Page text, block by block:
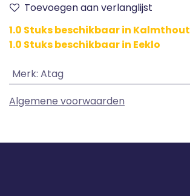
Toevoegen aan verlanglijst
1.0 Stuks beschikbaar in Kalmthout
1.0 Stuks beschikbaar in Eeklo
Merk: Atag
Algemene voorwaarden